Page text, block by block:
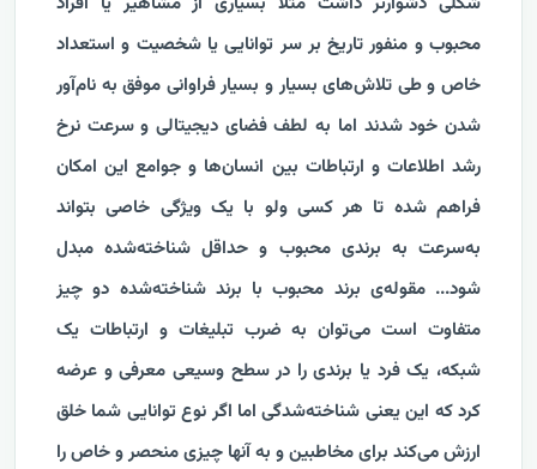
محبوب و منفور تاریخ بر سر توانایی یا شخصیت و استعداد
خاص و طی تلاش‌های بسیار و بسیار فراوانی موفق به نا‌م‌آور
شدن خود شدند اما به لطف فضای دیجیتالی و سرعت نرخ
رشد اطلاعات و ارتباطات بین انسان‌ها و جوامع این امکان
فراهم شده تا هر کسی ولو با یک ویژگی خاصی بتواند
به‌سرعت به برندی محبوب و حداقل شناخته‌شده مبدل
شود... مقوله‌ی برند محبوب با برند شناخته‌شده دو چیز
متفاوت است می‌توان به ضرب تبلیغات و ارتباطات یک
شبکه‌، یک فرد یا برندی را در سطح وسیعی معرفی و عرضه
کرد که این یعنی شناخته‌شدگی اما اگر نوع توانایی شما خلق
ارزش می‌کند برای مخاطبین و به آنها چیزی منحصر و خاص را